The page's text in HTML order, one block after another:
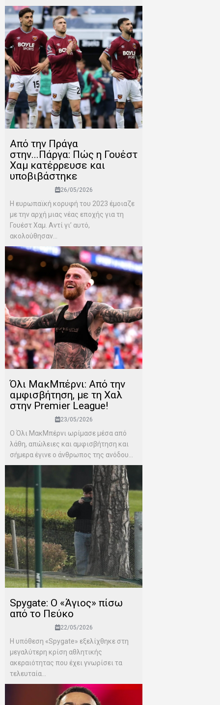
Από την Πράγα
στην...Πάργα: Πώς η Γουέστ
Χαμ κατέρρευσε και
υποβιβάστηκε
26/05/2026
Η ευρωπαϊκή κορυφή του 2023 έμοιαζε
με την αρχή μιας νέας εποχής για τη
Γουέστ Χαμ. Αντί γι’ αυτό,
ακολούθησαν...
Όλι ΜακΜπέρνι: Aπό την
αμφισβήτηση, με τη Χαλ
στην Premier League!
23/05/2026
Ο Όλι ΜακΜπέρνι ωρίμασε μέσα από
λάθη, απώλειες και αμφισβήτηση και
σήμερα έγινε ο άνθρωπος της ανόδου...
Spygate: Ο «Άγιος» πίσω
από το Πεύκο
22/05/2026
Η υπόθεση «Spygate» εξελίχθηκε στη
μεγαλύτερη κρίση αθλητικής
ακεραιότητας που έχει γνωρίσει τα
τελευταία...